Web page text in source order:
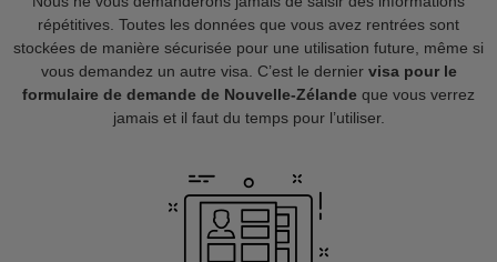
répétitives. Toutes les données que vous avez rentrées sont
stockées de manière sécurisée pour une utilisation future, même si
vous demandez un autre visa. C’est le dernier visa pour le
formulaire de demande de Nouvelle-Zélande que vous verrez
jamais et il faut du temps pour l’utiliser.